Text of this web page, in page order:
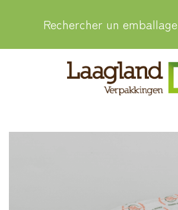
Rechercher un emballage